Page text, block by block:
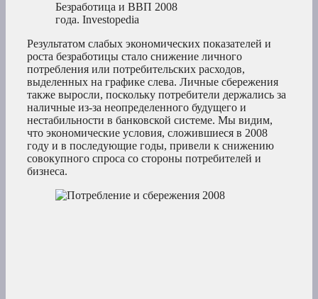
Безработица и ВВП 2008
года. Investopedia
Результатом слабых экономических показателей и
роста безработицы стало снижение личного
потребления или потребительских расходов,
выделенных на графике слева. Личные сбережения
также выросли, поскольку потребители держались за
наличные из-за неопределенного будущего и
нестабильности в банковской системе. Мы видим,
что экономические условия, сложившиеся в 2008
году и в последующие годы, привели к снижению
совокупного спроса со стороны потребителей и
бизнеса.